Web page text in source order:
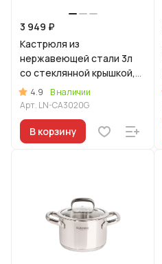
3 949 ₽
Кастрюля из
нержавеющей стали 3л
со стеклянной крышкой,
линия "Леон"
4.9
В наличии
Арт. LN-CA3020G
В корзину